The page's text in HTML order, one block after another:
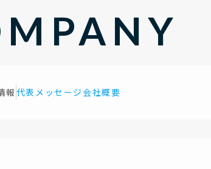
報 代表メッセージ会社概要